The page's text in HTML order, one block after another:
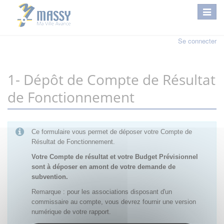
Se connecter
1- Dépôt de Compte de Résultat
de Fonctionnement
Ce formulaire vous permet de déposer votre Compte de
Résultat de Fonctionnement.
Votre Compte de résultat et votre Budget Prévisionnel
sont à déposer en amont de votre demande de
subvention.
Remarque : pour les associations disposant d'un
commissaire au compte, vous devrez fournir une version
numérique de votre rapport.